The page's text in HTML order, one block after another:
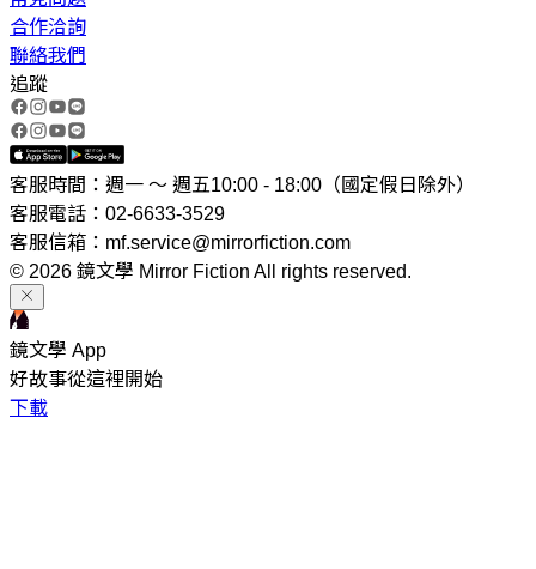
合作洽詢
聯絡我們
追蹤
客服時間：週一 ～ 週五10:00 - 18:00（國定假日除外）
客服電話：02-6633-3529
客服信箱：mf.service@mirrorfiction.com
© 2026 鏡文學 Mirror Fiction All rights reserved.
鏡文學 App
好故事從這裡開始
下載